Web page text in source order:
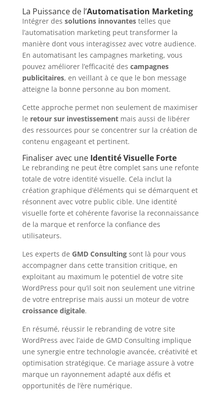
La Puissance de l’Automatisation Marketing
Intégrer des solutions innovantestelles que
l’automatisation marketing peut transformer la
manière dont vous interagissez avec votre audience.
En automatisant les campagnes marketing, vous
pouvez améliorer l’efficacité des campagnes
publicitaires, en veillant à ce que le bon message
atteigne la bonne personne au bon moment.
Cette approche permet non seulement de maximiser
le retour sur investissementmais aussi de libérer
des ressources pour se concentrer sur la création de
contenu engageant et pertinent.
Finaliser avec une Identité Visuelle Forte
Le rebranding ne peut être complet sans une refonte
totale de votre identité visuelle. Cela inclut la
création graphique d’éléments qui se démarquent et
résonnent avec votre public cible. Une identité
visuelle forte et cohérente favorise la reconnaissance
de la marque et renforce la confiance des
utilisateurs.
Les experts de GMD Consultingsont là pour vous
accompagner dans cette transition critique, en
exploitant au maximum le potentiel de votre site
WordPress pour qu’il soit non seulement une vitrine
de votre entreprise mais aussi un moteur de votre
croissance digitale.
En résumé, réussir le rebranding de votre site
WordPress avec l’aide de GMD Consulting implique
une synergie entre technologie avancée, créativité et
optimisation stratégique. Ce mariage assure à votre
marque un rayonnement adapté aux défis et
opportunités de l’ère numérique.